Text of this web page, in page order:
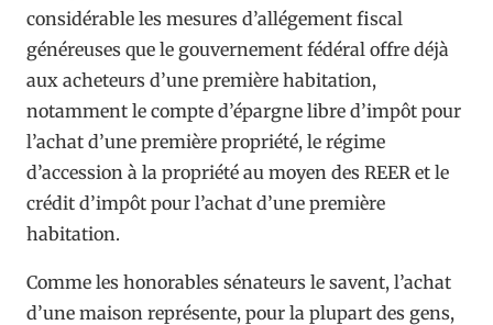
considérable les mesures d’allégement fiscal
généreuses que le gouvernement fédéral offre déjà
aux acheteurs d’une première habitation,
notamment le compte d’épargne libre d’impôt pour
l’achat d’une première propriété, le régime
d’accession à la propriété au moyen des REER et le
crédit d’impôt pour l’achat d’une première
habitation.
Comme les honorables sénateurs le savent, l’achat
d’une maison représente, pour la plupart des gens,